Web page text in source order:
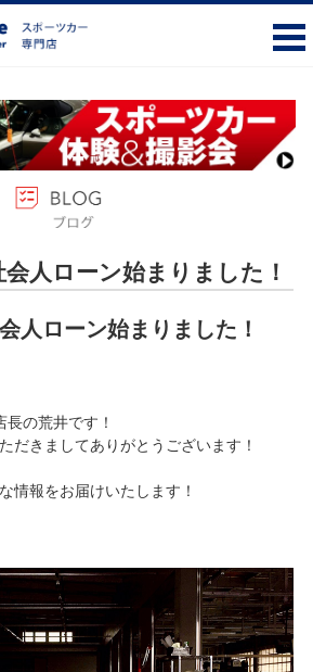
人ローン始まりました！
人ローン始まりました！
の荒井です！
だきましてありがとうございます！
情報をお届けいたします！